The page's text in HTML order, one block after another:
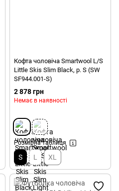
Кофта чоловіча Smartwool L/S
Little Skis Slim Black, р. S (SW
SF944.001-S)
2 878 грн
Немає в наявності
Розмірна таблиця
S L XL